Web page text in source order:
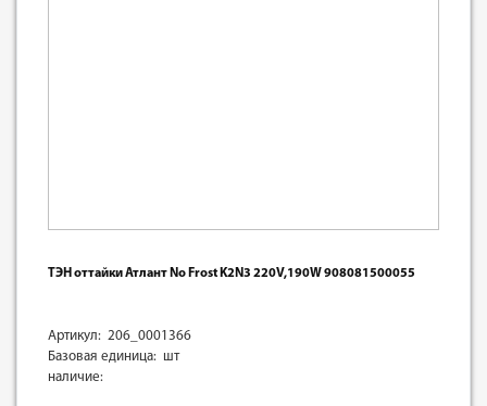
ТЭН оттайки Атлант No Frost K2N3 220V,190W 908081500055
Артикул: 206_0001366
Базовая единица: шт
наличие: